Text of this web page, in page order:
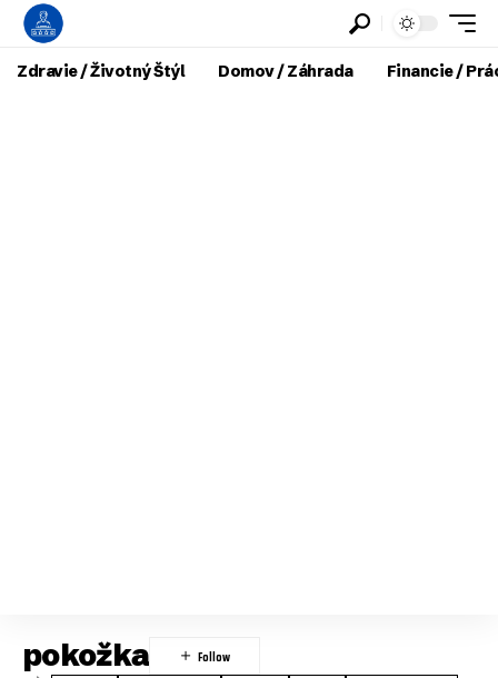
Zdravie / Životný Štýl Domov / Záhrada Financie /
pokožka